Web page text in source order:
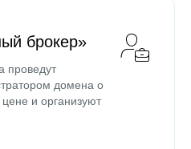
брокер»
проведут
домена о
и организуют